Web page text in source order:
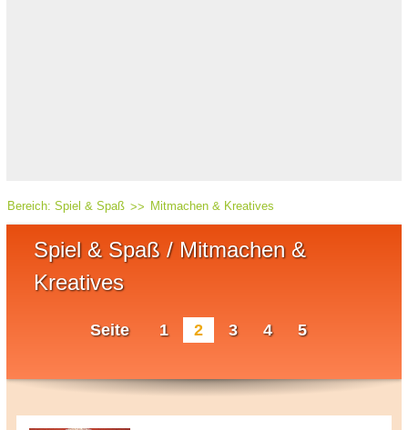
Bereich: Spiel & Spaß Mitmachen & Kreatives
Spiel & Spaß / Mitmachen &
Kreatives
Seite 1 2 3 4 5